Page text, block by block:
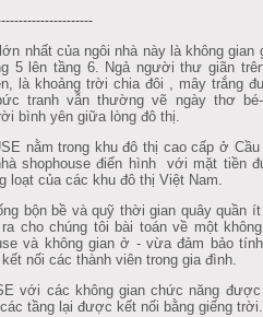
nhất của ngôi nhà này là không gian
5 lên tầng 6. Ngả người thư giãn
là khoảng trời chia đôi , mây trắng
tranh vẫn thường vẽ ngày thơ bé-
bình yên giữa lòng đô thị.
nằm trong khu đô thị cao cấp ở Cầu
shophouse điển hình với mặt tiền
loạt của các khu đô thị Việt Nam.
bộn bề và quỹ thời gian quây quần ít
cho chúng tôi bài toán về một
và không gian ở - vừa đảm bảo
nối các thành viên trong gia đình.
với các không gian chức năng
tầng lại được kết nối bằng giếng trời.